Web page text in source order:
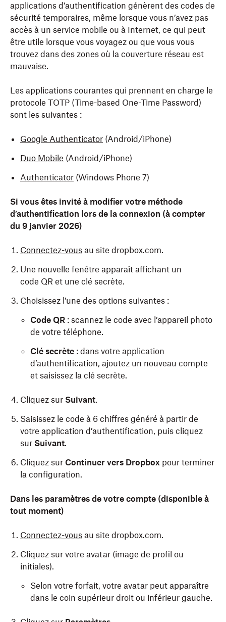
applications d’authentification génèrent des codes de
sécurité temporaires, même lorsque vous n’avez pas
accès à un service mobile ou à Internet, ce qui peut
être utile lorsque vous voyagez ou que vous vous
trouvez dans des zones où la couverture réseau est
mauvaise.
Les applications courantes qui prennent en charge le
protocole TOTP (Time-based One-Time Password)
sont les suivantes :
Google Authenticator (Android/iPhone)
Duo Mobile (Android/iPhone)
Authenticator (Windows Phone 7)
Si vous êtes invité à modifier votre méthode
d’authentification lors de la connexion (à compter
du 9 janvier 2026)
Connectez-vous au site dropbox.com.
Une nouvelle fenêtre apparaît affichant un
code QR et une clé secrète.
Choisissez l’une des options suivantes :
Code QR : scannez le code avec l’appareil photo
de votre téléphone.
Clé secrète : dans votre application
d’authentification, ajoutez un nouveau compte
et saisissez la clé secrète.
Cliquez sur Suivant.
Saisissez le code à 6 chiffres généré à partir de
votre application d’authentification, puis cliquez
sur Suivant.
Cliquez sur Continuer vers Dropbox pour terminer
la configuration.
Dans les paramètres de votre compte (disponible à
tout moment)
Connectez-vous au site dropbox.com.
Cliquez sur votre avatar (image de profil ou
initiales).
Selon votre forfait, votre avatar peut apparaître
dans le coin supérieur droit ou inférieur gauche.